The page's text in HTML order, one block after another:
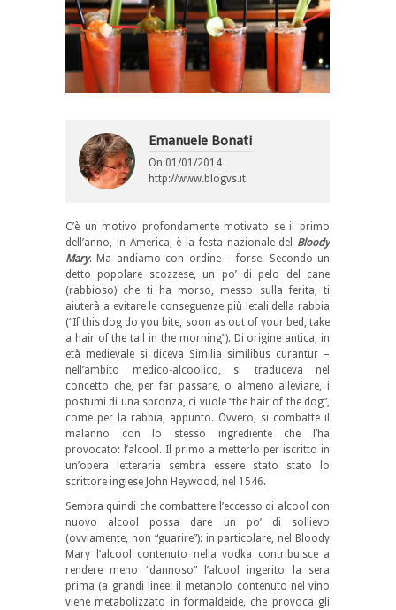
Emanuele Bonati
On 01/01/2014
http://www.blogvs.it
C’è un motivo profondamente motivato se il primo
dell’anno, in America, è la festa nazionale del Bloody
Mary. Ma andiamo con ordine – forse. Secondo un
detto popolare scozzese, un po’ di pelo del cane
(rabbioso) che ti ha morso, messo sulla ferita, ti
aiuterà a evitare le conseguenze più letali della rabbia
(“If this dog do you bite, soon as out of your bed, take
a hair of the tail in the morning”). Di origine antica, in
età medievale si diceva Similia similibus curantur –
nell’ambito medico-alcoolico, si traduceva nel
concetto che, per far passare, o almeno alleviare, i
postumi di una sbronza, ci vuole “the hair of the dog”,
come per la rabbia, appunto. Ovvero, si combatte il
malanno con lo stesso ingrediente che l’ha
provocato: l’alcool. Il primo a metterlo per iscritto in
un’opera letteraria sembra essere stato stato lo
scrittore inglese John Heywood, nel 1546.
Sembra quindi che combattere l’eccesso di alcool con
nuovo alcool possa dare un po’ di sollievo
(ovviamente, non “guarire”): in particolare, nel Bloody
Mary l’alcool contenuto nella vodka contribuisce a
rendere meno “dannoso” l’alcool ingerito la sera
prima (a grandi linee: il metanolo contenuto nel vino
viene metabolizzato in formaldeide, che provoca gli